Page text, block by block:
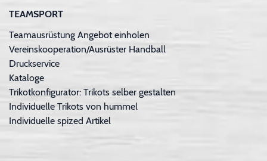
TEAMSPORT
Teamausrüstung Angebot einholen
Vereinskooperation/Ausrüster Handball
Druckservice
Kataloge
Trikotkonfigurator: Trikots selber gestalten
Individuelle Trikots von hummel
Individuelle spized Artikel